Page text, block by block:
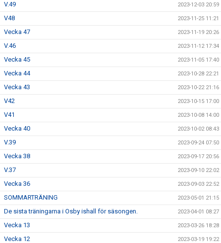
V.49 2023-12-03 20:59
V48 2023-11-25 11:21
Vecka 47 2023-11-19 20:26
V.46 2023-11-12 17:34
Vecka 45 2023-11-05 17:40
Vecka 44 2023-10-28 22:21
Vecka 43 2023-10-22 21:16
V42 2023-10-15 17:00
V41 2023-10-08 14:00
Vecka 40 2023-10-02 08:43
V.39 2023-09-24 07:50
Vecka 38 2023-09-17 20:56
V.37 2023-09-10 22:02
Vecka 36 2023-09-03 22:52
SOMMARTRÄNING 2023-05-01 21:15
De sista träningarna i Osby ishall för säsongen. 2023-04-01 08:27
Vecka 13 2023-03-26 18:28
Vecka 12 2023-03-19 19:22